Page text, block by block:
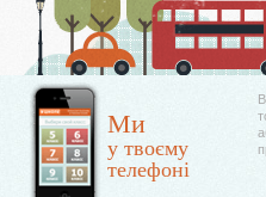
Ми
у твоєму
телефоні